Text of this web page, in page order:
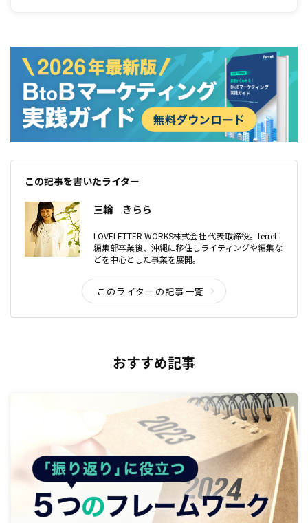
この記事を書いたライター
三輪 きらら
LOVELETTER WORKS株式会社 代表取締役。ferret
編集部卒業後、沖縄に移住しライティングや編集な
どを中心とした事業を展開。
このライターの記事一覧
おすすめ記事